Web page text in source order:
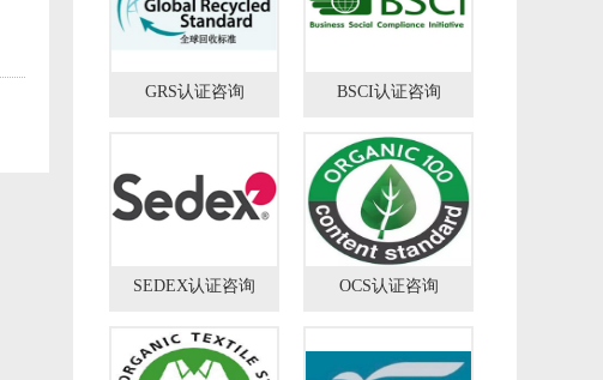
GRS认证咨询 BSCI认证咨询
SEDEX认证咨询 OCS认证咨询